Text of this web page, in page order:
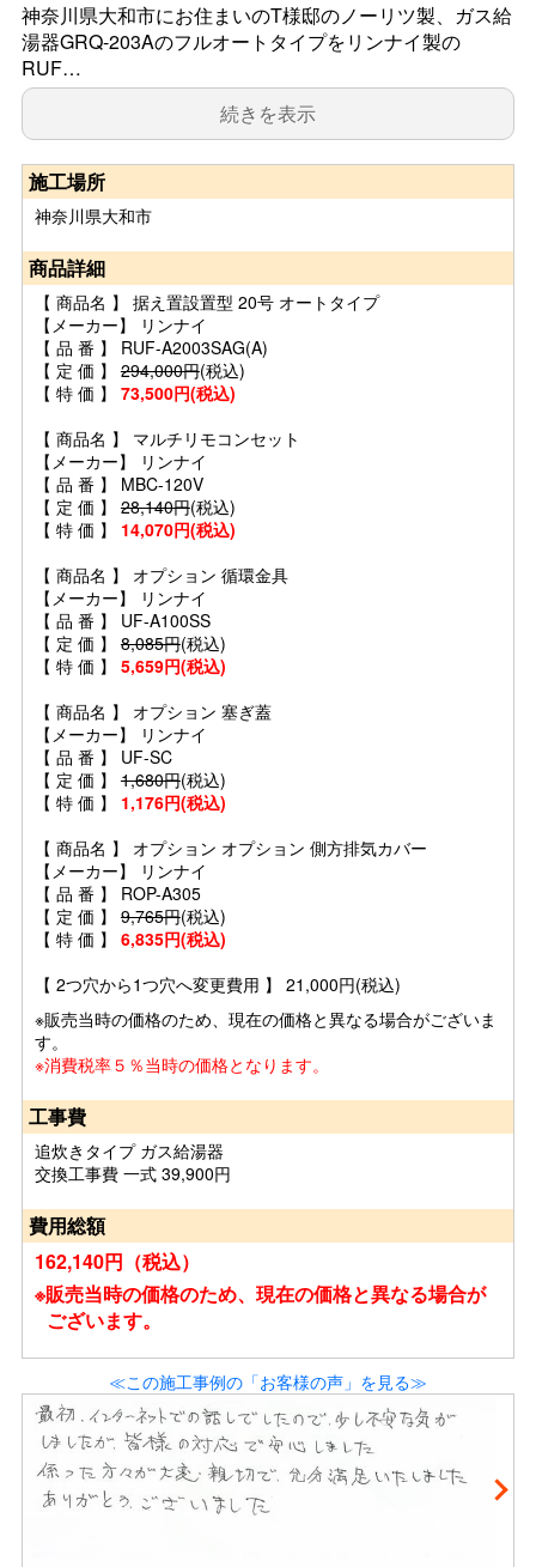
神奈川県大和市にお住まいのT様邸のノーリツ製、ガス給
湯器GRQ-203Aのフルオートタイプをリンナイ製の
RUF…
続きを表示
施工場所
神奈川県大和市
商品詳細
【 商品名 】 据え置設置型 20号 オートタイプ
【メーカー】 リンナイ
【 品 番 】 RUF-A2003SAG(A)
【 定 価 】 294,000円(税込)
【 特 価 】 73,500円(税込)
【 商品名 】 マルチリモコンセット
【メーカー】 リンナイ
【 品 番 】 MBC-120V
【 定 価 】 28,140円(税込)
【 特 価 】 14,070円(税込)
【 商品名 】 オプション 循環金具
【メーカー】 リンナイ
【 品 番 】 UF-A100SS
【 定 価 】 8,085円(税込)
【 特 価 】 5,659円(税込)
【 商品名 】 オプション 塞ぎ蓋
【メーカー】 リンナイ
【 品 番 】 UF-SC
【 定 価 】 1,680円(税込)
【 特 価 】 1,176円(税込)
【 商品名 】 オプション オプション 側方排気カバー
【メーカー】 リンナイ
【 品 番 】 ROP-A305
【 定 価 】 9,765円(税込)
【 特 価 】 6,835円(税込)
【 2つ穴から1つ穴へ変更費用 】 21,000円(税込)
※販売当時の価格のため、現在の価格と異なる場合がございま
す。
※消費税率５％当時の価格となります。
工事費
追炊きタイプ ガス給湯器
交換工事費 一式 39,900円
費用総額
162,140円（税込）
※販売当時の価格のため、現在の価格と異なる場合が
ございます。
≪この施工事例の「お客様の声」を見る≫